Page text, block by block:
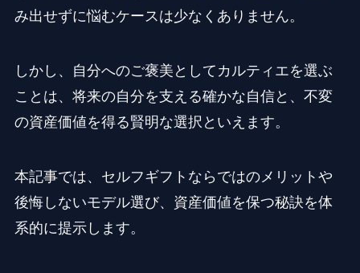
み出せずに悩むケースは少なくありません。
しかし、自分へのご褒美としてカルティエを選ぶ
ことは、将来の自分を支える確かな自信と、不変
の資産価値を得る賢明な選択といえます。
本記事では、セルフギフトならではのメリットや
後悔しないモデル選び、資産価値を保つ秘訣を体
系的に提示します。